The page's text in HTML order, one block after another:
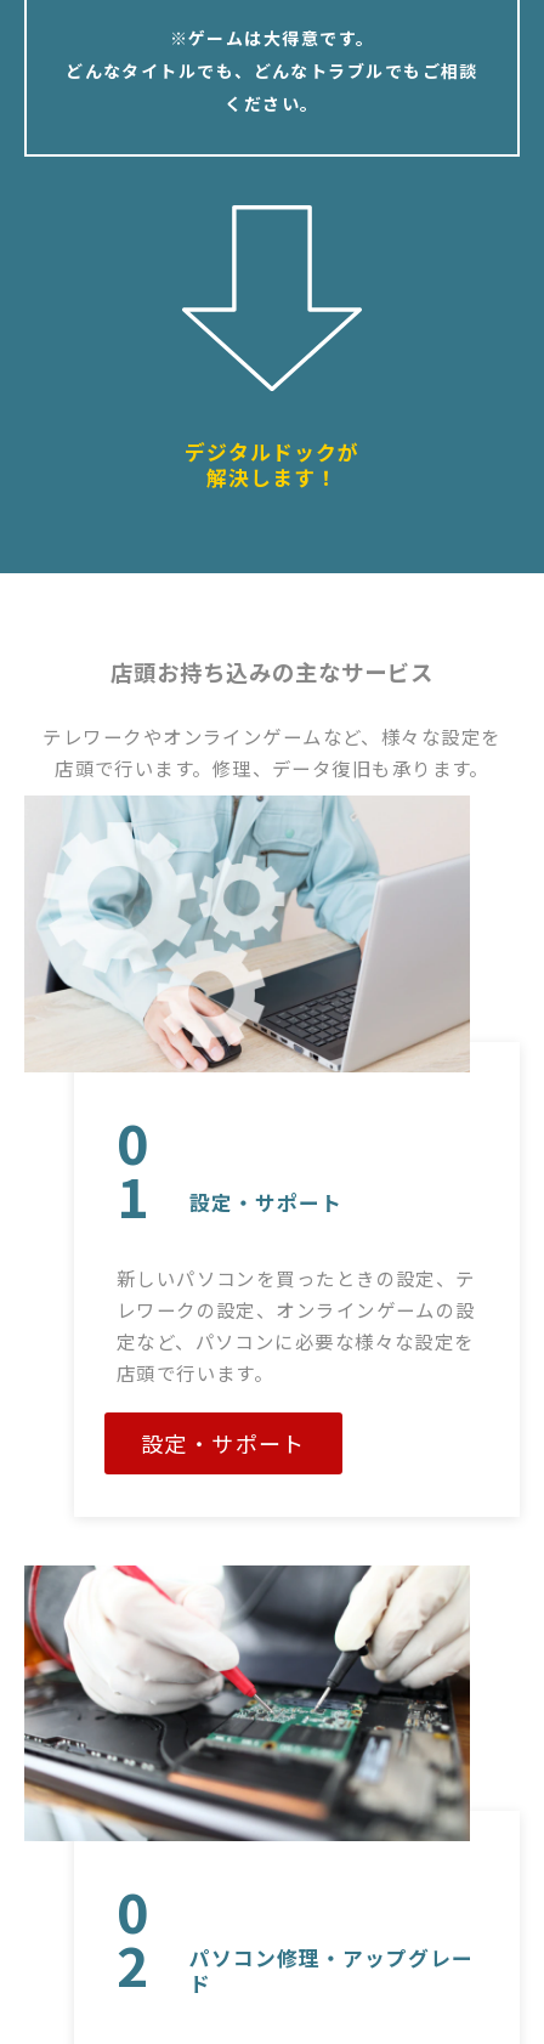
※ゲームは大得意です。
どんなタイトルでも、どんなトラブルでもご相談
ください。
デジタルドックが
解決します！
店頭お持ち込みの主なサービス
テレワークやオンラインゲームなど、様々な設定を
店頭で行います。修理、データ復旧も承ります。
0
1 設定・サポート
新しいパソコンを買ったときの設定、テ
レワークの設定、オンラインゲームの設
定など、パソコンに必要な様々な設定を
店頭で行います。
設定・サポート
0
2
パソコン修理・アップグレー
ド